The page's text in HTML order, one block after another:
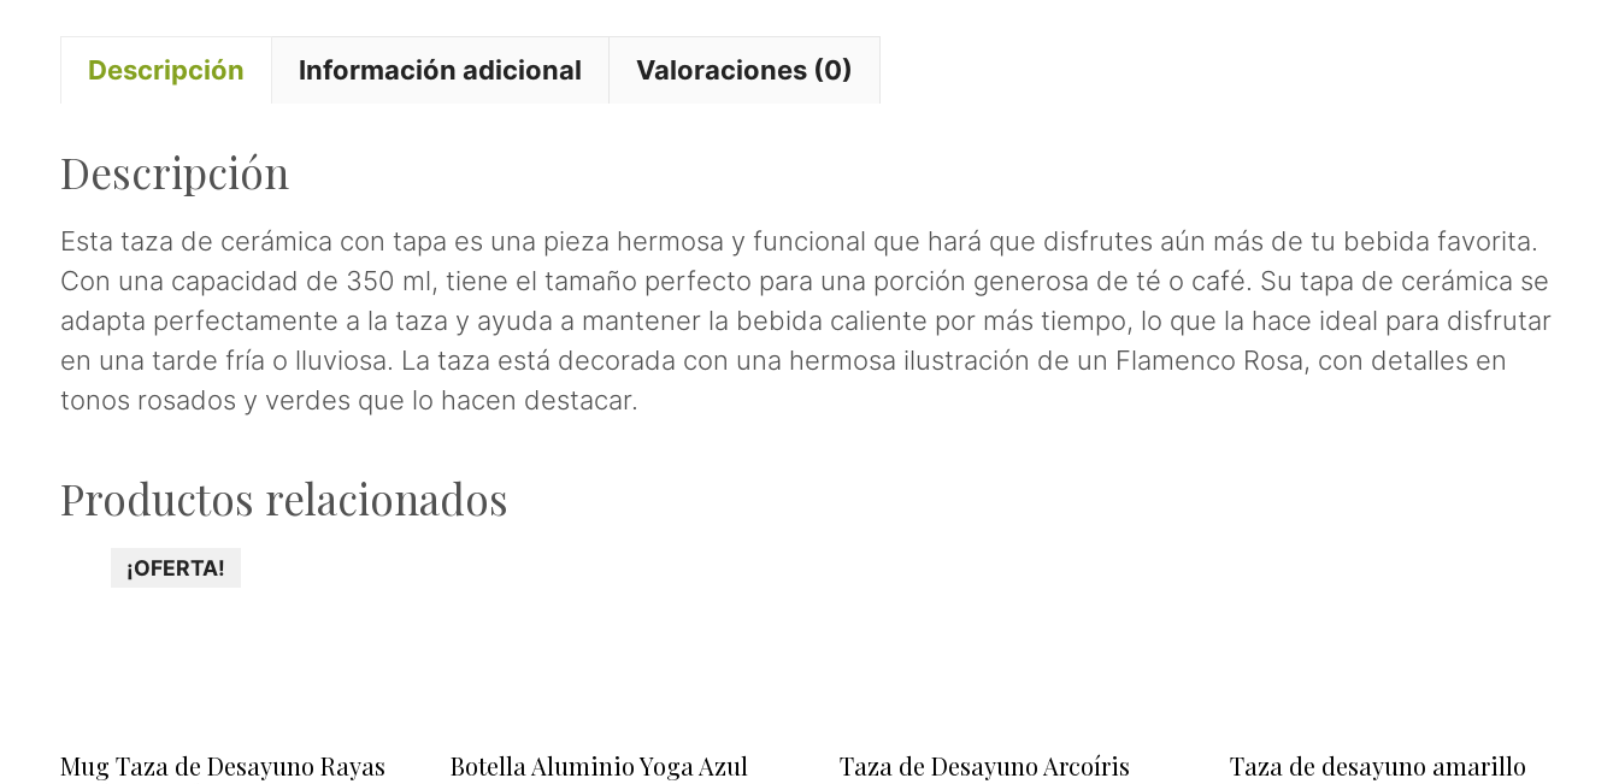
Descripción Información adicional Valoraciones (0)
Descripción
Esta taza de cerámica con tapa es una pieza hermosa y funcional que hará que disfrutes aún más de tu bebida favorita.
Con una capacidad de 350 ml, tiene el tamaño perfecto para una porción generosa de té o café. Su tapa de cerámica se
adapta perfectamente a la taza y ayuda a mantener la bebida caliente por más tiempo, lo que la hace ideal para disfrutar
en una tarde fría o lluviosa. La taza está decorada con una hermosa ilustración de un Flamenco Rosa, con detalles en
tonos rosados y verdes que lo hacen destacar.
Productos relacionados
¡OFERTA!
Mug Taza de Desayuno Rayas
Botella Aluminio Yoga Azul
Taza de Desayuno Arcoíris
Taza de desayuno amarillo